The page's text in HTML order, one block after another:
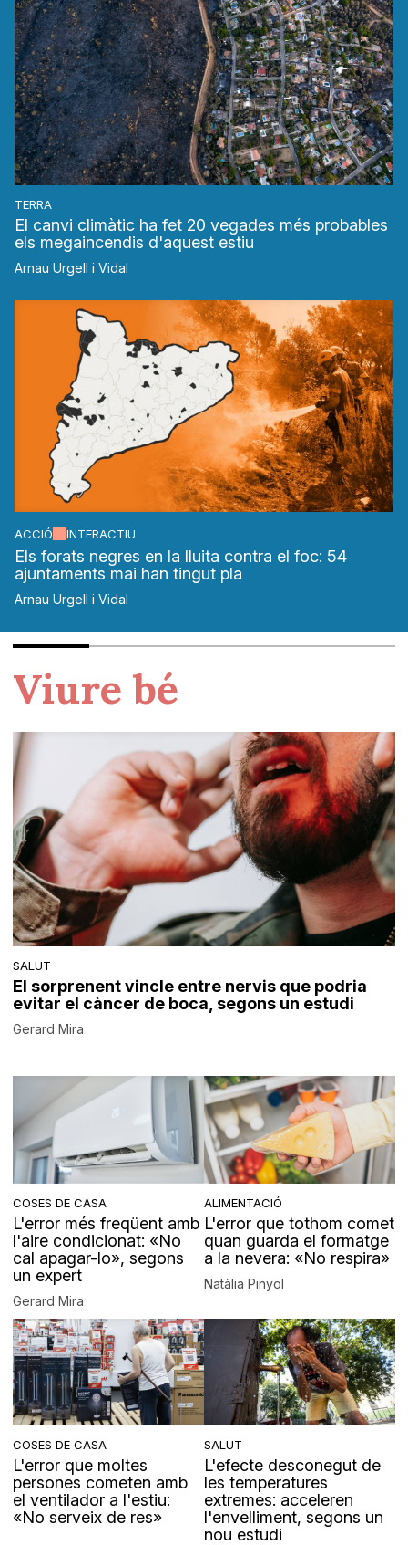
TERRA
El canvi climàtic ha fet 20 vegades més probables
els megaincendis d'aquest estiu
Arnau Urgell i Vidal
ACCIÓ INTERACTIU
Els forats negres en la lluita contra el foc: 54
ajuntaments mai han tingut pla
Arnau Urgell i Vidal
Viure bé
SALUT
El sorprenent vincle entre nervis que podria
evitar el càncer de boca, segons un estudi
Gerard Mira
COSES DE CASA
L'error més freqüent amb
l'aire condicionat: «No
cal apagar-lo», segons
un expert
Gerard Mira
ALIMENTACIÓ
L'error que tothom comet
quan guarda el formatge
a la nevera: «No respira»
Natàlia Pinyol
COSES DE CASA
L'error que moltes
persones cometen amb
el ventilador a l'estiu:
«No serveix de res»
SALUT
L'efecte desconegut de
les temperatures
extremes: acceleren
l'envelliment, segons un
nou estudi